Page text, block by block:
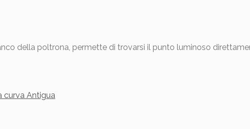
della poltrona, permette di trovarsi il punto luminoso